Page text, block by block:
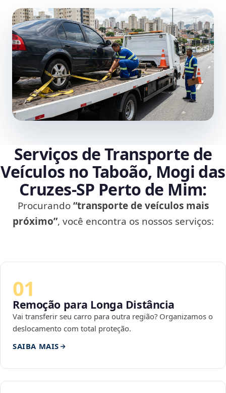
Serviços de Transporte de
Veículos no Taboão, Mogi das
Cruzes‑SP Perto de Mim:
Procurando“transporte de veículos mais
próximo”, você encontra os nossos serviços:
01
Remoção para Longa Distância
Vai transferir seu carro para outra região? Organizamos o
deslocamento com total proteção.
SAIBA MAIS